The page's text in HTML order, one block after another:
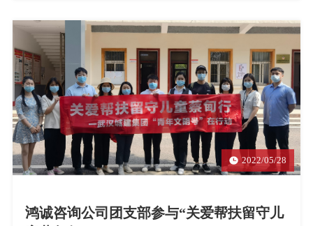
2022/05/28
鸿诚咨询公司团支部参与“关爱帮扶留守儿